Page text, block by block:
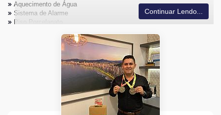
Aquecimento de Água
Sistema de Alarme
Piso Porcelanato
Acabamento em Gesso
Fechadura Eletrônica
Sacada com Churrasqueira
Continuar Lendo...